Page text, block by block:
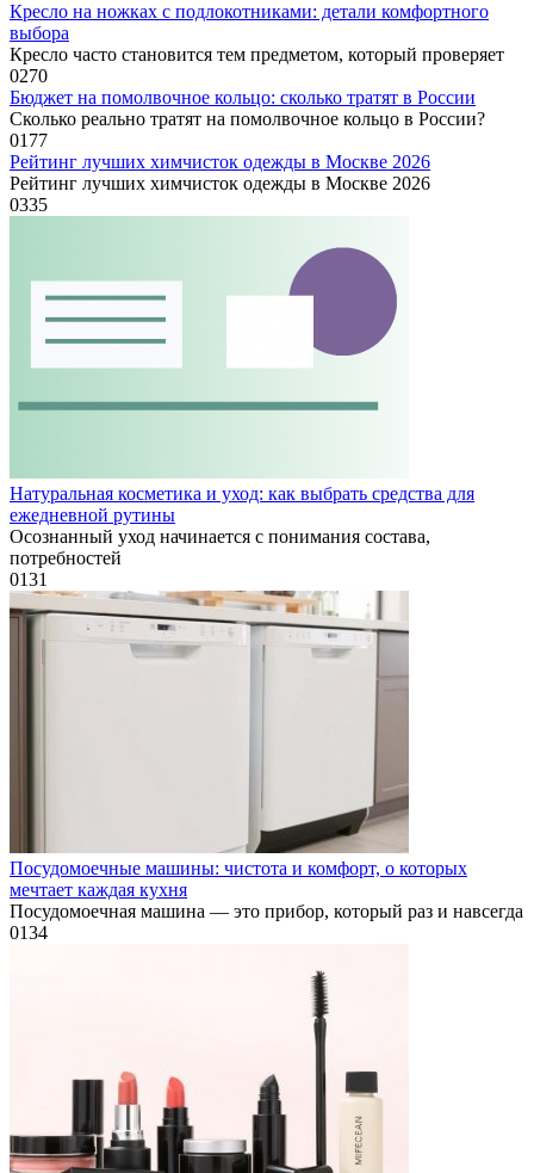
Кресло на ножках с подлокотниками: детали комфортного
выбора
Кресло часто становится тем предметом, который проверяет
0270
Бюджет на помолвочное кольцо: сколько тратят в России
Сколько реально тратят на помолвочное кольцо в России?
0177
Рейтинг лучших химчисток одежды в Москве 2026
Рейтинг лучших химчисток одежды в Москве 2026
0335
Натуральная косметика и уход: как выбрать средства для
ежедневной рутины
Осознанный уход начинается с понимания состава,
потребностей
0131
Посудомоечные машины: чистота и комфорт, о которых
мечтает каждая кухня
Посудомоечная машина — это прибор, который раз и навсегда
0134